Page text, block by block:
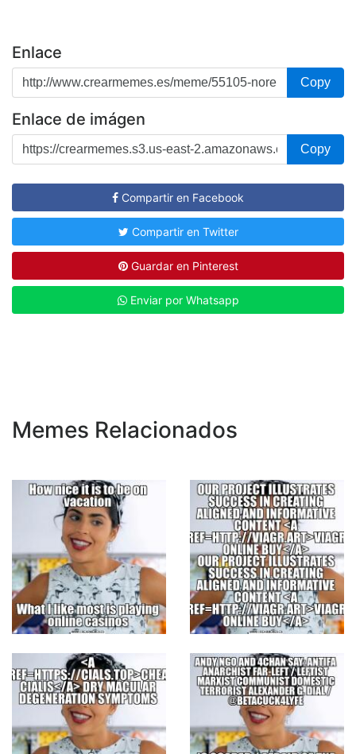
Enlace
Copy
Enlace de imágen
Copy
Compartir en Facebook
Compartir en Twitter
Guardar en Pinterest
Enviar por Whatsapp
Memes Relacionados